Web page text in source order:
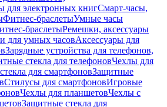
для электронных книгСмарт-часы,
Фитнес-браслетыУмные часы
браслетыРемешки, аксессуары
для умных часовАксессуары для
Зарядные устройства для телефонов,
стекла для телефоновЧехлы для
для смартфоновЗащитные
Стилусы для смартфоновИгровые
Чехлы для планшетовЧехлы с
Защитные стекла для